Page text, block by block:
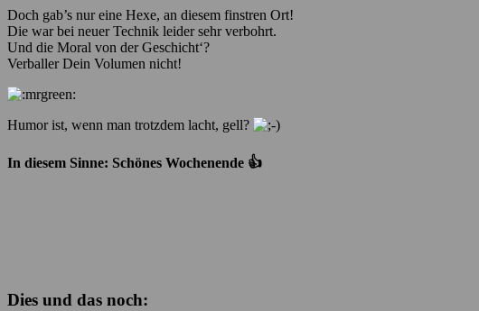
Doch gab’s nur eine Hexe, an diesem finstren Ort!
Die war bei neuer Technik leider sehr verbohrt.
Und die Moral von der Geschicht‘?
Verballer Dein Volumen nicht!
Humor ist, wenn man trotzdem lacht, gell?
In diesem Sinne: Schönes Wochenende 👍
Dies und das noch: